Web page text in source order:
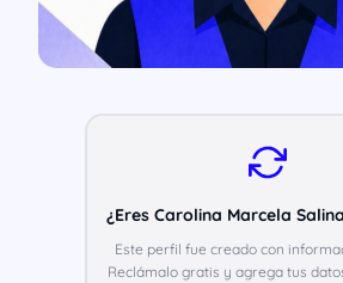
¿Eres Carolina Marcela
Este perfil fue creado con
Reclámalo gratis y agrega tus